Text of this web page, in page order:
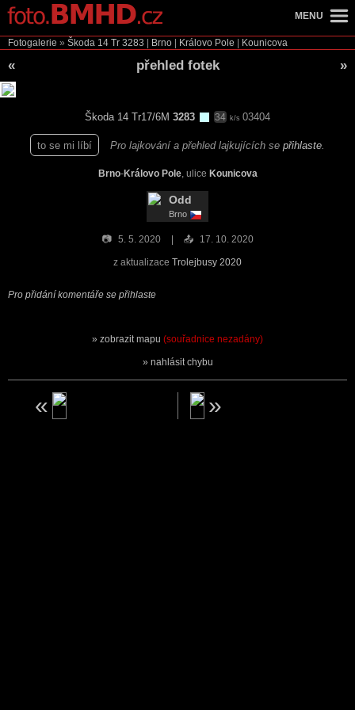
Fotogalerie » Škoda 14 Tr 3283 Brno Královo Pole Kounicova
« přehled fotek »
Škoda 14 Tr17/6M 3283 34 k/s 03404
to se mi líbí Pro lajkování a přehled lajkujících se přihlaste
Brno-Královo Pole, ulice Kounicova
Odd
Brno
📷 5. 5. 2020 📤 17. 10. 2020
z aktualizace Trolejbusy 2020
Pro přidání komentáře se přihlaste
zobrazit mapu (souřadnice nezadány)
nahlásit chybu
MENU